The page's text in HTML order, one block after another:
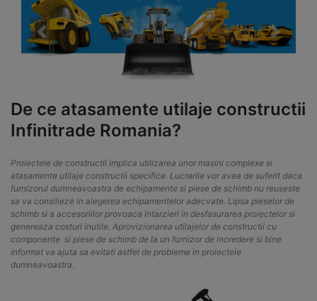
Previous Next
De ce atasamente utilaje constructii
Infinitrade Romania?
Proiectele de constructii implica utilizarea unor masini complexe si
atasamente utilaje constructii specifice. Lucrarile vor avea de suferit daca
furnizorul dumneavoastra de echipamente si piese de schimb nu reuseste
sa va consilieze in alegerea echipamentelor adecvate. Lipsa pieselor de
schimb si a accesoriilor provoaca intarzieri in desfasurarea proiectelor si
genereaza costuri inutile. Aprovizionarea utilajelor de constructii cu
componente si piese de schimb de la un furnizor de incredere si bine
informat va ajuta sa evitati astfel de probleme in proiectele
dumneavoastra.